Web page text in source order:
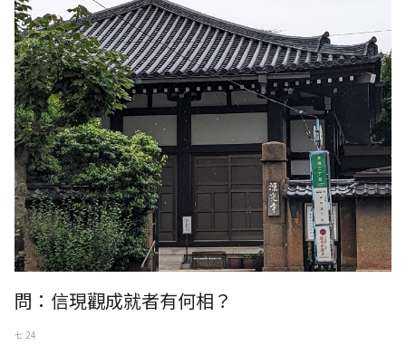
問：信現觀成就者有何相？
七 24